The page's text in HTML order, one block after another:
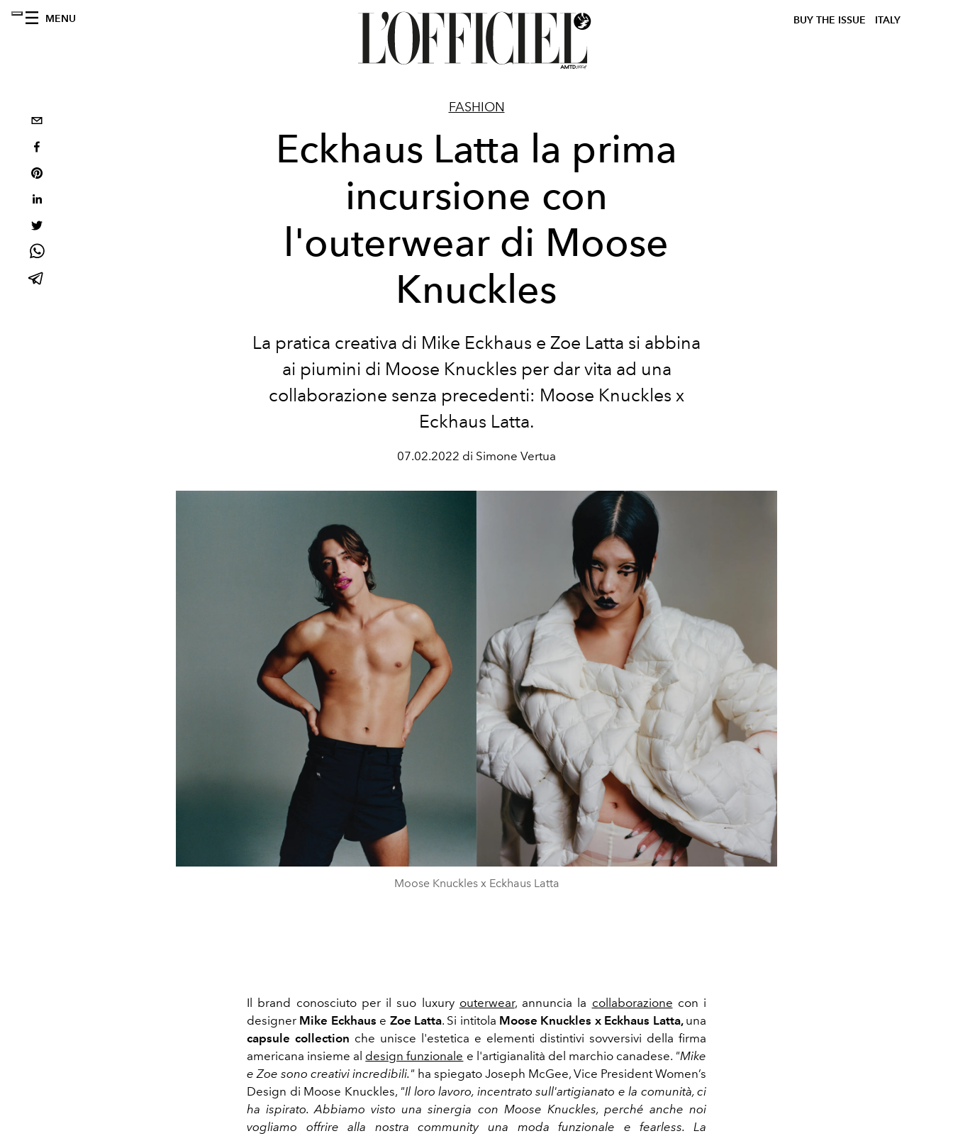
MENU BUY THE ISSUE ITALY
FASHION
Eckhaus Latta la prima
incursione con
l'outerwear di Moose
Knuckles
La pratica creativa di Mike Eckhaus e Zoe Latta si abbina
ai piumini di Moose Knuckles per dar vita ad una
collaborazione senza precedenti: Moose Knuckles x
Eckhaus Latta.
07.02.2022 di Simone Vertua
Moose Knuckles x Eckhaus Latta
Il brand conosciuto per il suo luxury outerwear, annuncia la collaborazione con i
designer Mike Eckhaus e Zoe Latta. Si intitola Moose Knuckles x Eckhaus Latta, una
capsule collection che unisce l'estetica e elementi distintivi sovversivi della firma
americana insieme al design funzionale e l'artigianalità del marchio canadese. "Mike
e Zoe sono creativi incredibili." ha spiegato Joseph McGee, Vice President Women’s
Design di Moose Knuckles, "Il loro lavoro, incentrato sull'artigianato e la comunità, ci
ha ispirato. Abbiamo visto una sinergia con Moose Knuckles, perché anche noi
vogliamo offrire alla nostra community una moda funzionale efearless. La